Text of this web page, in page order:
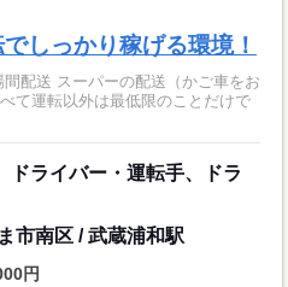
しっかり稼げる環境！
間配送 スーパーの配送（かご車をお
て運転以外は最低限のことだけで
ドライバー・運転手、ドラ
市南区 / 武蔵浦和駅
円